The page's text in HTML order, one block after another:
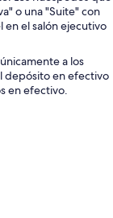
o una "Suite" con
el salón ejecutivo
a los
depósito en efectivo
en efectivo.